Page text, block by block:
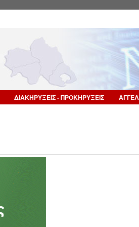
ΔΙΑΚΗΡΥΞΕΙΣ - ΠΡΟΚΗΡΥΞΕΙΣ